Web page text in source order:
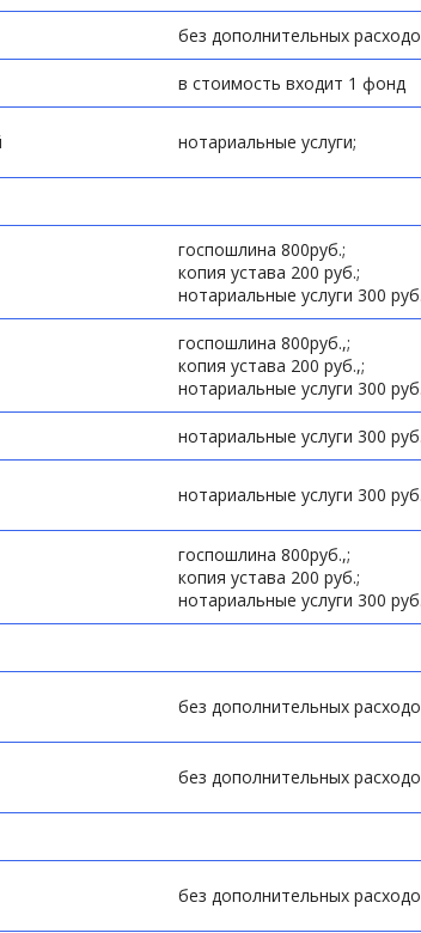
без дополнительных
в стоимость входит 1 фонд
нотариальные услуги;
госпошлина 800руб.;
копия устава 200 руб.;
нотариальные услуги 300 руб.
госпошлина 800руб.,;
копия устава 200 руб.,;
нотариальные услуги 300
нотариальные услуги 300
нотариальные услуги 300
госпошлина 800руб.,;
копия устава 200 руб.;
нотариальные услуги 300
без дополнительных
без дополнительных
без дополнительных